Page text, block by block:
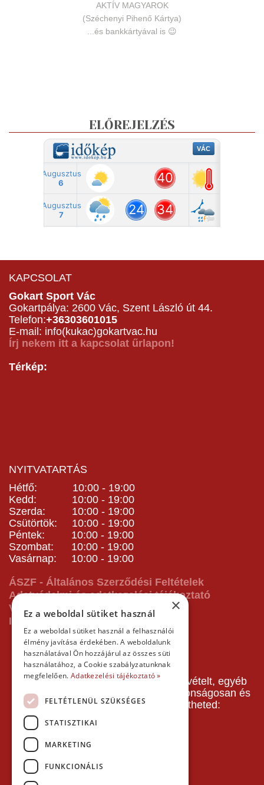
AKTÍV MAGYAROK
(Széchenyi Pihenő Kártya)
...és bankkártyával is 😉
ELŐREJELZÉS
KAPCSOLAT
Gokart Sport Vác
Gokartpálya: 2600 Vác, Szent László út 44.
Telefon:+36303601015
E-mail: info(kukac)gokartvac.hu
Írj nekem itt a kapcsolat űrlapon!
Térkép:
NYITVATARTÁS
Hétfő: 10:00 - 19:00
Kedd: 10:00 - 19:00
Szerda: 10:00 - 19:00
Csütörtök: 10:00 - 19:00
Péntek: 10:00 - 19:00
Szombat: 10:00 - 19:00
Vasárnap: 10:00 - 19:00
ÁSZF - Általános Szerződési Feltételek
Adatvédelmi és adatkezelési tájékoztató
Vásárlás előtti tájékoztató
Impresszum
A pályafoglalást, gokartverseny részvételt, egyéb
termékeinket, szolgáltatásainkat biztonságosan és
gyorsan bankkártyával is kifizetheted:
×
Ez a weboldal sütiket használ
Ez a weboldal sütiket használ a felhasználói
élmény javítása érdekében. A weboldalunk
használatával Ön hozzájárul az összes süti
használatához, a Cookie szabályzatunknak
megfelelően. Adatkezelési tájékoztató »
FELTÉTLENÜL SZÜKSÉGES
STATISZTIKAI
MARKETING
FUNKCIONÁLIS